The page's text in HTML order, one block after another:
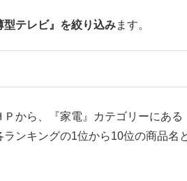
テレビ』を絞り込みます。
から、『家電』カテゴリーにある
ンキングの1位から10位の商品名